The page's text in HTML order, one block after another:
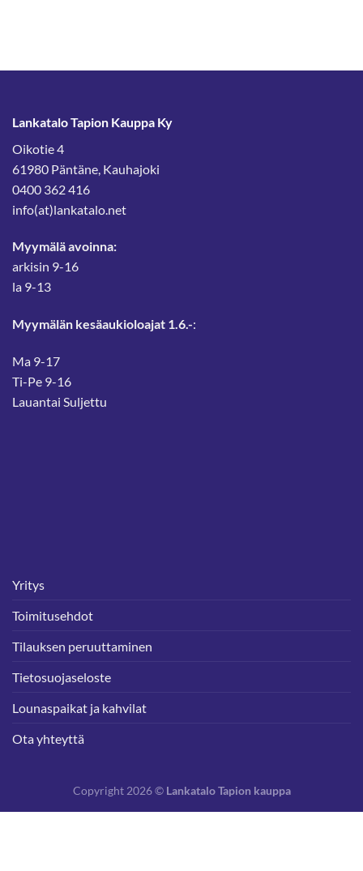
Lankatalo Tapion Kauppa Ky
Oikotie 4
61980 Päntäne, Kauhajoki
0400 362 416
info(at)lankatalo.net
Myymälä avoinna:
arkisin 9-16
la 9-13
Myymälän kesäaukioloajat 1.6.-:
Ma 9-17
Ti-Pe 9-16
Lauantai Suljettu
Yritys
Toimitusehdot
Tilauksen peruuttaminen
Tietosuojaseloste
Lounaspaikat ja kahvilat
Ota yhteyttä
Copyright 2026 © Lankatalo Tapion kauppa